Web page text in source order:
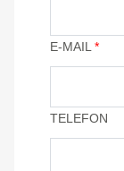
E-MAIL *
TELEFON